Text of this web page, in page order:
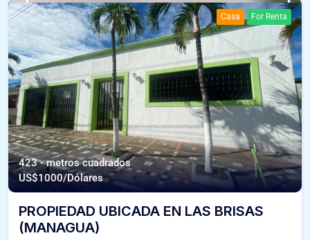
Casa For Renta
423 - metros cuadrados
US$1000/Dólares
PROPIEDAD UBICADA EN LAS BRISAS
(MANAGUA)